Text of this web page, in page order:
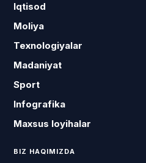
Iqtisod
Moliya
Texnologiyalar
Madaniyat
Sport
Infografika
Maxsus loyihalar
BIZ HAQIMIZDA